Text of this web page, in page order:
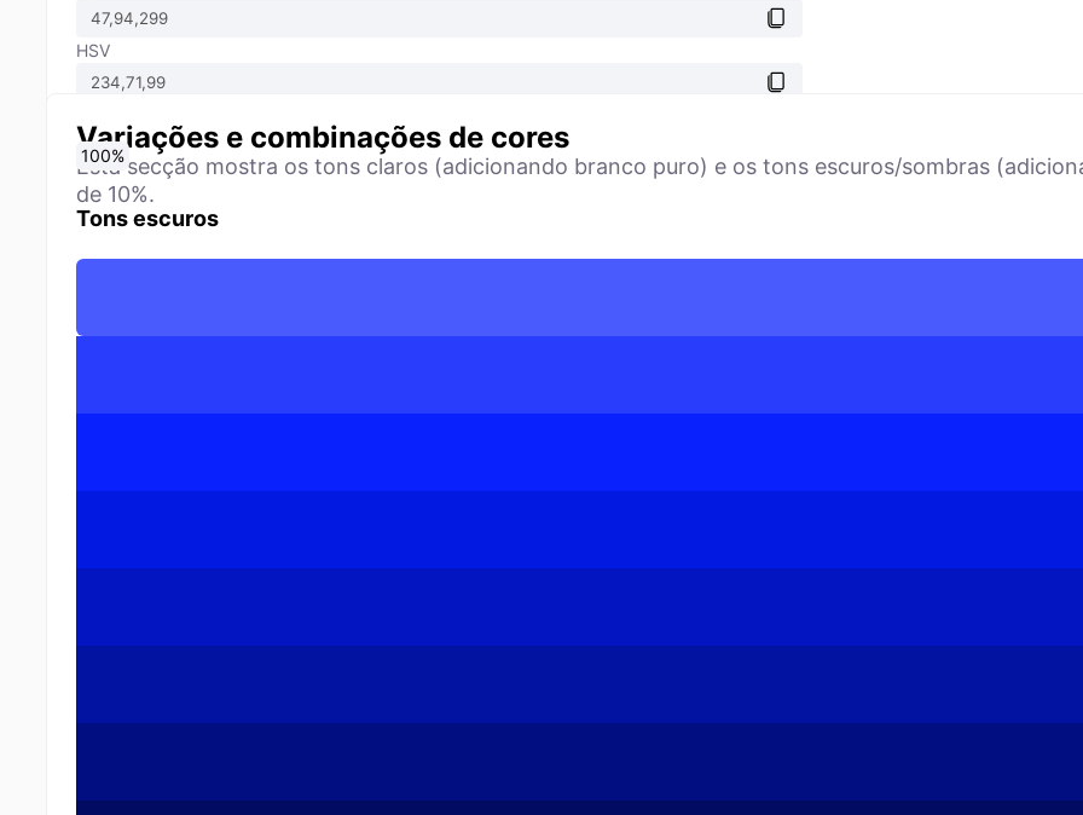
HSV
Variações e combinações de cores
Esta secção mostra os tons claros (adicionando branco puro) e os tons escuros/sombras
de 10%.
Tons escuros
0%
10%
20%
30%
40%
50%
60%
70%
80%
90%
100%